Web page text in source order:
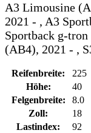
A3 Limousine
2021 - , A3
Sportback g-
(AB4), 2021 - ,
Reifenbreite:
225
Höhe:
40
Felgenbreite:
8.0
Zoll:
18
Lastindex:
92